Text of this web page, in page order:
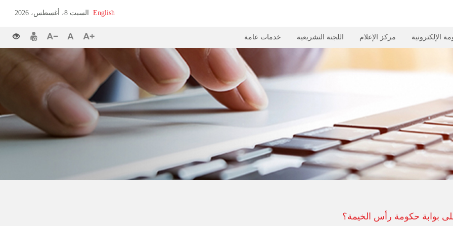
English السبت 8، أغسطس، 2026
الإلكترونية مركز الإعلام اللجنة التشريعية خدمات عامة
بوابة حكومة رأس الخيمة؟